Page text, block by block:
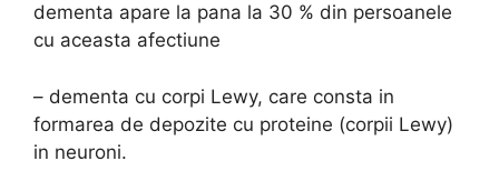
dementa apare la pana la 30 % din persoanele
cu aceasta afectiune
– dementa cu corpi Lewy, care consta in
formarea de depozite cu proteine (corpii Lewy)
in neuroni.